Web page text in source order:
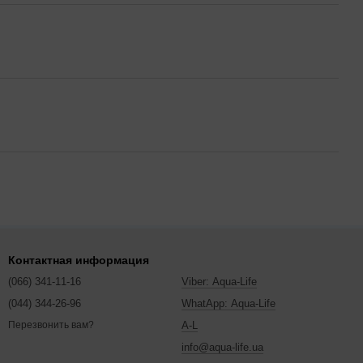
Контактная информация
(066) 341-11-16
(044) 344-26-96
Перезвонить вам?
Viber: Aqua-Life
WhatApp: Aqua-Life
A-L
info@aqua-life.ua